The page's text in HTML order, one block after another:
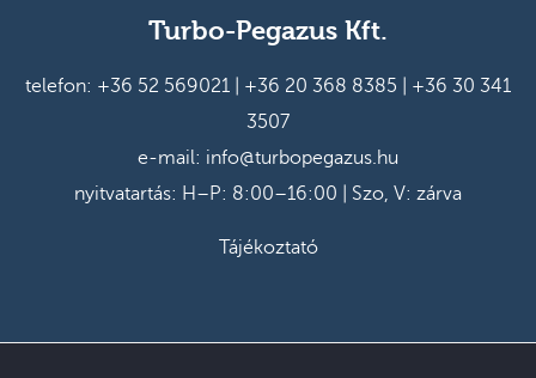
Turbo-Pegazus Kft.
telefon: +36 52 569021 +36 20 368 8385
+36 30 341
3507
e-mail: info@turbopegazus.hu
nyitvatartás: H–P: 8:00–16:00 | Szo, V: zárva
Tájékoztató